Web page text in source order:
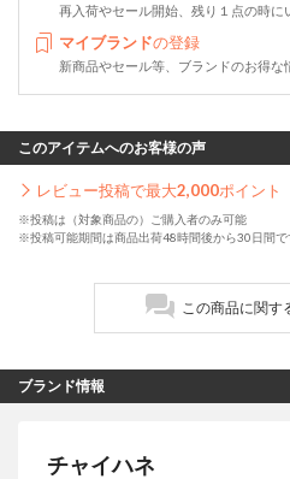
再入荷やセール開始、残り１点の時に
マイブランドの登録
新商品やセール等、ブランドのお得な
このアイテムへのお客様の声
レビュー投稿で最大2,000ポイント
※投稿は（対象商品の）ご購入者のみ可能
※投稿可能期間は商品出荷48時間後から30日間で
この商品に関す
ブランド情報
チャイハネ